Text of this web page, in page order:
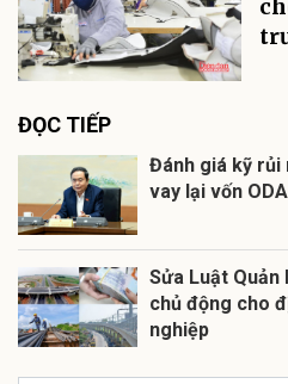
ĐỌC TIẾP
Đánh giá kỹ rủi
vay lại vốn ODA
Sửa Luật Quản
chủ động cho
nghiệp